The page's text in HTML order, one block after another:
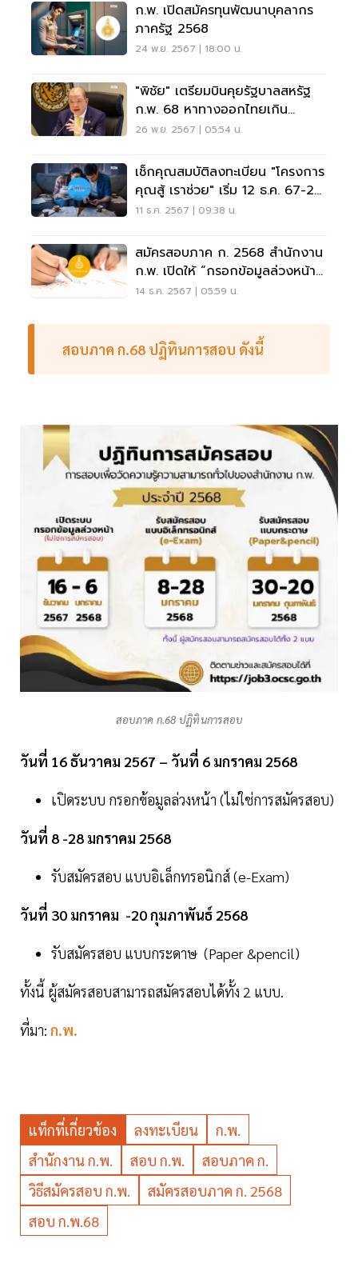
ก.พ. เปิดสมัครทุนพัฒนาบุคลากร
ภาครัฐ 2568
24 พ.ย. 2567 | 18:00 น.
"พิชัย" เตรียมบินคุยรัฐบาลสหรัฐ
ก.พ. 68 หาทางออกไทยเกิน
ดุลการค้า
26 พ.ย. 2567 | 05:54 น.
เช็กคุณสมบัติลงทะเบียน "โครงการ
คุณสู้ เราช่วย" เริ่ม 12 ธ.ค. 67-28
ก.พ.68
11 ธ.ค. 2567 | 09:38 น.
สมัครสอบภาค ก. 2568 สำนักงาน
ก.พ. เปิดให้ “กรอกข้อมูลล่วงหน้า”
เช็คด่วนที่นี่
14 ธ.ค. 2567 | 05:59 น.
สอบภาค ก.68 ปฏิทินการสอบ ดังนี้
สอบภาค ก.68 ปฏิทินการสอบ
วันที่ 16 ธันวาคม 2567 – วันที่ 6 มกราคม 2568
เปิดระบบ กรอกข้อมูลล่วงหน้า (ไม่ใช่การสมัครสอบ)
วันที่ 8 -28 มกราคม 2568
รับสมัครสอบ แบบอิเล็กทรอนิกส์ (e-Exam)
วันที่ 30 มกราคม -20 กุมภาพันธ์ 2568
รับสมัครสอบ แบบกระดาษ (Paper &pencil)
ทั้งนี้ ผู้สมัครสอบสามารถสมัครสอบได้ทั้ง 2 แบบ.
ที่มา: ก.พ.
แท็กที่เกี่ยวข้อง ลงทะเบียน
ก.พ.
สำนักงาน ก.พ.
สอบ ก.พ.
สอบภาค ก.
วิธีสมัครสอบ ก.พ.
สมัครสอบภาค ก. 2568
สอบ ก.พ.68